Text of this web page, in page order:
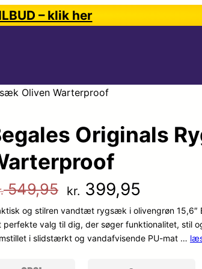
– klik her
Oliven Warterproof
Originals
549,95 D
e
n
kr. 399,95
e
n
og stilren vandtæt rygsæk i olivengrøn
perfekte valg til dig, der søger funktionalitet, stil
i slidstærkt og vandafvisende PU-mat …